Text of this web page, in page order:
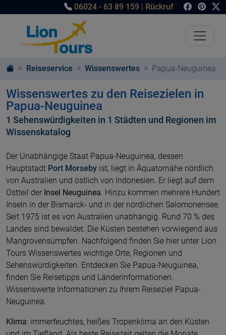
06024 - 63 89 159 | Rückruf
Reiseservice Wissenswertes Papua-Neuguinea
Wissenswertes zu den Reisezielen in
Papua-Neuguinea
1 Sehenswürdigkeiten in 1 Städten und Regionen im
Wissenskatalog
Der Unabhängige Staat Papua-Neuguinea, dessen
Hauptstadt Port Morseby ist, liegt in Äquatornähe nördlich
von Australien und östlich von Indonesien. Er liegt auf dem
Ostteil der Insel Neuguinea. Hinzu kommen mehrere Hundert
Inseln in der Bismarck- und in der nördlichen Salomonensee.
Seit 1975 ist es von Australien unabhängig. Rund 70 % des
Landes sind bewaldet. Die Küsten bestehen vorwiegend aus
Mangrovensümpfen. Nachfolgend finden Sie hier unter Lion
Tours Wissenswertes wichtige Orte, Regionen und
Sehenswürdigkeiten. Entdecken Sie Papua-Neuguinea,
finden Sie Reisetipps und Länderinformationen.
Wissenswerte Informationen zu Ihrem Reiseziel Papua-
Neuguinea.
Klima: immerfeuchtes, heißes Tropenklima an den Küsten